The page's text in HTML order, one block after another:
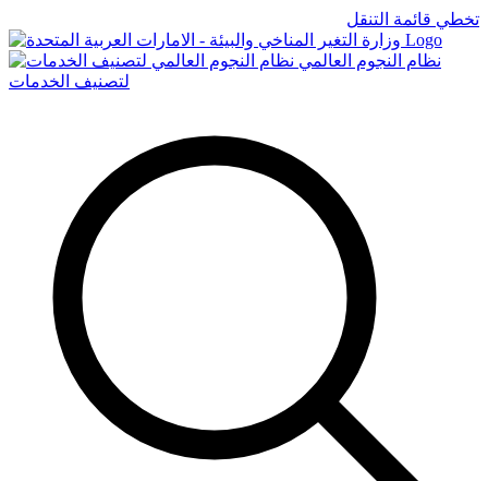
تخطي قائمة التنقل
Logo
نظام النجوم العالمي
لتصنيف الخدمات